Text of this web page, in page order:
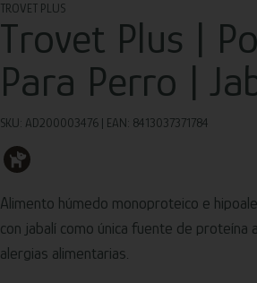
TROVET PLUS
Trovet Plus |
Para Perro |
SKU: AD200003476 | EAN: 8413037371784
Alimento húmedo monoproteico e
con jabalí como única fuente de proteína
alergias alimentarias.